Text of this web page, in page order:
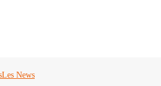
Les News